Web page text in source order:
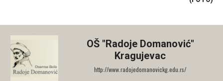
OŠ "Radoje Domanović"
Kragujevac
http://www.radojedomanovickg.edu.rs/